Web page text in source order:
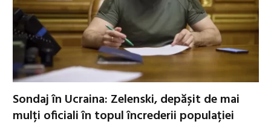
Sondaj în Ucraina: Zelenski, depășit de mai
mulți oficiali în topul încrederii populației